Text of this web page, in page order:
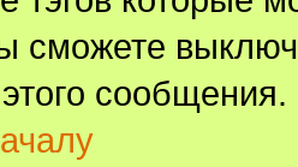
сможете
сообщения.